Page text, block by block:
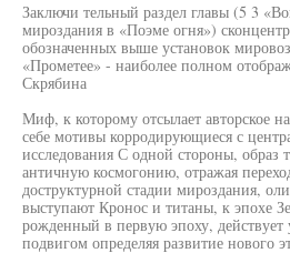
Заключи тельный раздел главы (5 3
мироздания в «Поэме огня»)
обозначенных выше установок
«Прометее» - наиболее полном
Скрябина
Миф, к которому отсылает авторское
себе мотивы корродирующиеся с
исследования С одной стороны, образ
античную космогонию, отражая
доструктурной стадии мироздания,
выступают Кронос и титаны, к эпохе
рожденный в первую эпоху,
подвигом определяя развитие нового